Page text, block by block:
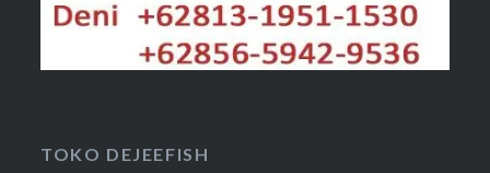
TOKO DEJEEFISH